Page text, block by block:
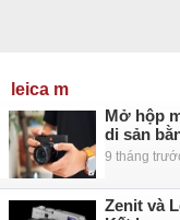
leica m
Mở hộp
di sản
9 tháng
Zenit và